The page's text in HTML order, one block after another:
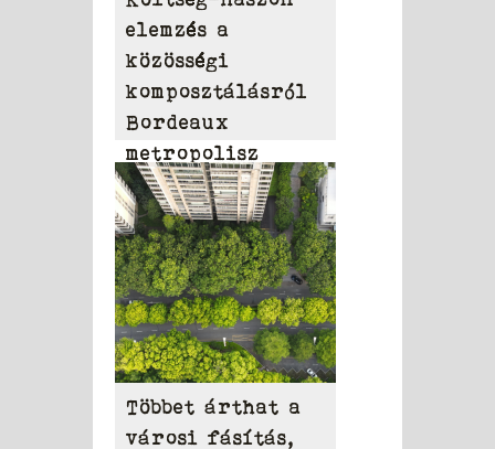
elemzés a
közösségi
komposztálásról
Bordeaux
metropolisz
területén
Többet árthat a
városi fásítás,